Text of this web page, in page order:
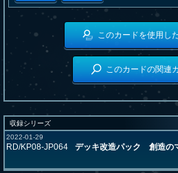
このカードを使用し
このカードの関連
収録シリーズ
2022-01-29
RD/KP08-JP064 デッキ改造パック 創造の